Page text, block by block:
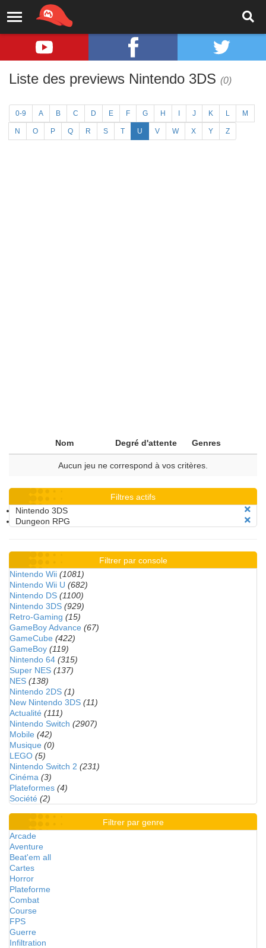
Liste des previews Nintendo 3DS (0)
0-9 A B C D E F G H J K L M
N O P Q R S T U V W X Y Z
Nom Degré d'attente Genres
Aucun jeu ne correspond à vos critères.
Filtres actifs
Nintendo 3DS
Dungeon RPG
Filtrer par console
Nintendo Wii (1081)
Nintendo Wii U (682)
Nintendo DS (1100)
Nintendo 3DS (929)
Retro-Gaming (15)
GameBoy Advance (67)
GameCube (422)
GameBoy (119)
Nintendo 64 (315)
Super NES (137)
NES (138)
Nintendo 2DS (1)
New Nintendo 3DS (11)
Actualité (111)
Nintendo Switch (2907)
Mobile (42)
Musique (0)
LEGO (5)
Nintendo Switch 2 (231)
Cinéma (3)
Plateformes (4)
Société (2)
Filtrer par genre
Arcade
Aventure
Beat'em all
Cartes
Horror
Plateforme
Combat
Course
FPS
Guerre
Infiltration